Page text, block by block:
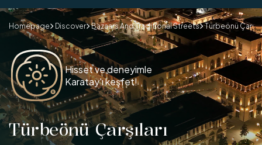
Homepage Discover Bazaars And Traditional Streets Türbeönü
Hisset ve deneyimle
Karatay'ı keşfet!
Türbeönü Çarşıları